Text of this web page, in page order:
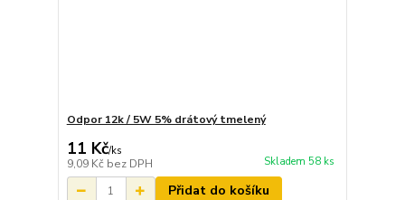
Odpor 12k / 5W 5% drátový tmelený
11 Kč/ks
9,09 Kč bez DPH Skladem 58 ks
Přidat do košíku